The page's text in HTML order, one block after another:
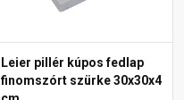
Leier pillér kúpos fedlap
finomszórt szürke 30x30x4